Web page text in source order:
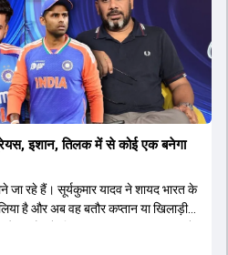
इशान, तिलक में से कोई एक बनेगा
जा रहे हैं। सूर्यकुमार यादव ने शायद भारत के
है और अब वह बतौर कप्तान या खिलाड़ी
इंग्लैंड के खिलाफ आगामी टी20 सीरीज के
इस रेस में श्रेयस अय्यर सबसे आगे चल रहे